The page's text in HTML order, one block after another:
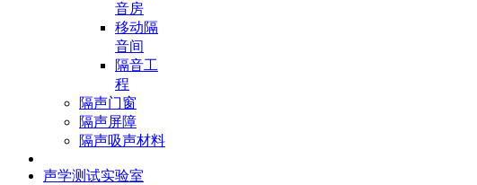
音房
移动隔
音间
隔音工
程
隔声门窗
隔声屏障
隔声吸声材料
声学测试实验室